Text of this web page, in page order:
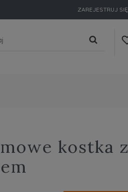
ZAREJESTRUJ SIĘ
kostka z